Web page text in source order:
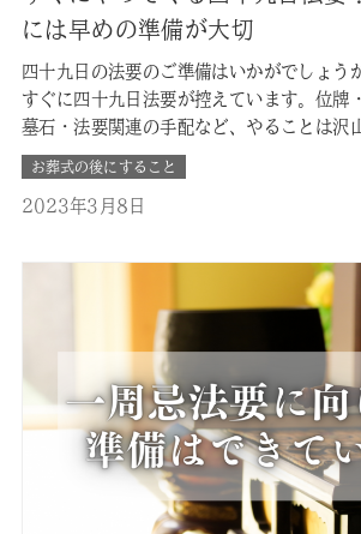
には早めの準備が大切
四十九日の法要のご準備はいかがでしょう
すぐに四十九日法要が控えています。位牌
墓石・法要関連の手配など、やることは沢
心がけましょう。 今回は四十九日法要の流
までに準備しないといけないものを改めて
四十九日法要とは？ 仏式では四十九日とは
2023年3月8日
お葬式の後にすること